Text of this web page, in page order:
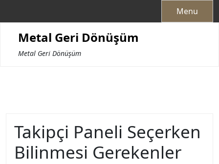
Menu
Metal Geri Dönüşüm
Metal Geri Dönüşüm
Takipçi Paneli Seçerken
Bilinmesi Gerekenler